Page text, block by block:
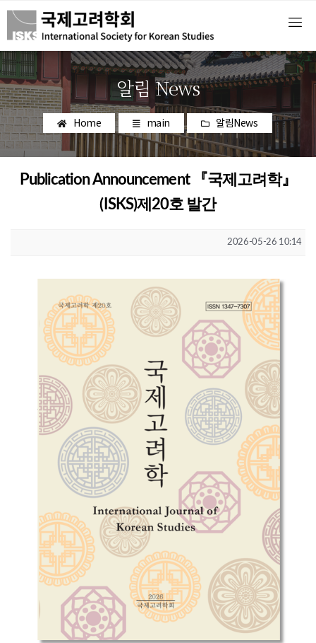
알림 News
Home main 알림News
Publication Announcement 『국제고려학』
(ISKS)제20호 발간
2026-05-26 10:14